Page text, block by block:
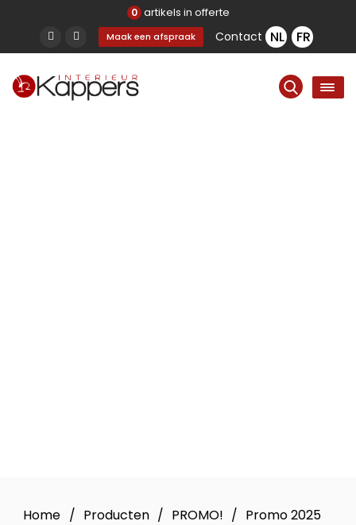
0 artikels in offerte
Maak een afspraak Contact
Home / Producten / PROMO! / Promo 2025